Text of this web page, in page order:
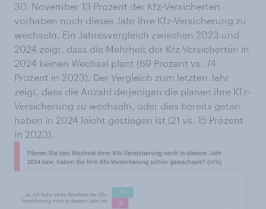
30. November 13 Prozent der Kfz-Versicherten
vorhaben noch dieses Jahr ihre Kfz-Versicherung zu
wechseln. Ein Jahresvergleich zwischen 2023 und
2024 zeigt, dass die Mehrheit der Kfz-Versicherten in
2024 keinen Wechsel plant (69 Prozent vs. 74
Prozent in 2023). Der Vergleich zum letzten Jahr
zeigt, dass die Anzahl derjenigen die planen ihre Kfz-
Versicherung zu wechseln, oder dies bereits getan
haben in 2024 leicht gestiegen ist (21 vs. 15 Prozent
in 2023).